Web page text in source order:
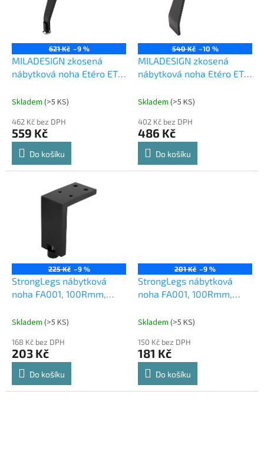
621 Kč –9 %
MILADESIGN zkosená
nábytková noha Etéro ET
Skladem (>5 KS)
462 Kč bez DPH
559 Kč
Do košíku
540 Kč –10 %
MILADESIGN zkosená
nábytková noha Etéro ET
Skladem (>5 KS)
402 Kč bez DPH
486 Kč
Do košíku
225 Kč –9 %
StrongLegs nábytková
noha FA001, 100Rmm,
Skladem (>5 KS)
168 Kč bez DPH
203 Kč
Do košíku
201 Kč –9 %
StrongLegs nábytková
noha FA001, 100Rmm,
Skladem (>5 KS)
150 Kč bez DPH
181 Kč
Do košíku